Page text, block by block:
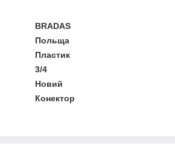
BRADAS
Польща
Пластик
3/4
Новий
Конектор